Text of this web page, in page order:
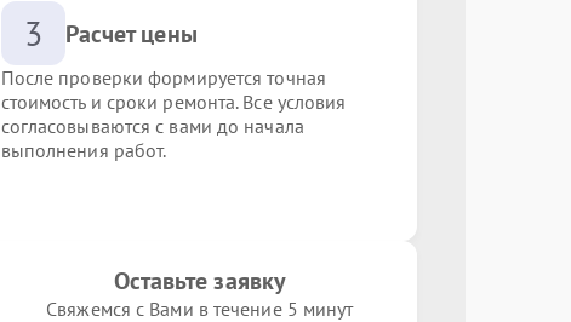
3 Расчет цены
После проверки формируется точная
стоимость и сроки ремонта. Все условия
согласовываются с вами до начала
выполнения работ.
Оставьте заявку
Свяжемся с Вами в течение 5 минут